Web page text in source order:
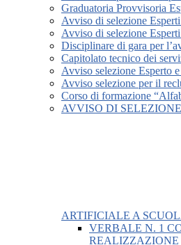
Graduatoria Provvisoria
Avviso di selezione
Avviso di selezione
Disciplinare di gara per
Capitolato tecnico dei
Avviso selezione Esperto
Avviso selezione per il
Corso di formazione
AVVISO DI
ARTIFICIALE A
VERBALE N. 1
REALIZZAZIONE